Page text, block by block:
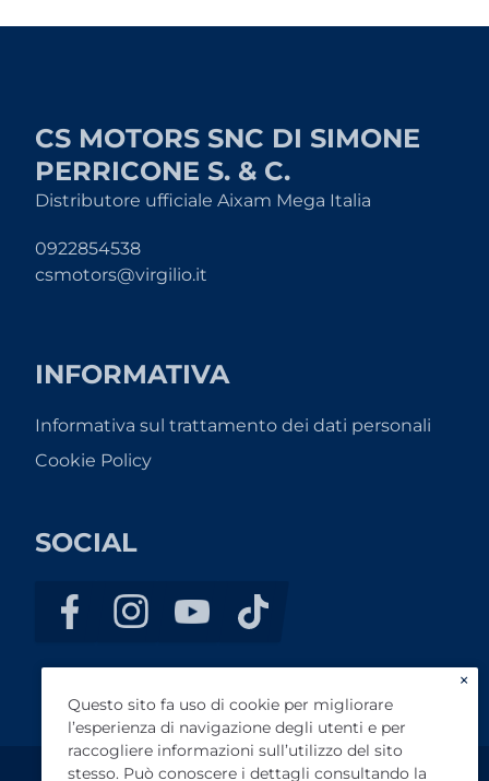
CS MOTORS SNC DI SIMONE
PERRICONE S. & C.
Distributore ufficiale Aixam Mega Italia
0922854538
csmotors@virgilio.it
INFORMATIVA
Informativa sul trattamento dei dati personali
Cookie Policy
SOCIAL
×
Questo sito fa uso di cookie per migliorare
l’esperienza di navigazione degli utenti e per
raccogliere informazioni sull’utilizzo del sito
stesso. Può conoscere i dettagli consultando la